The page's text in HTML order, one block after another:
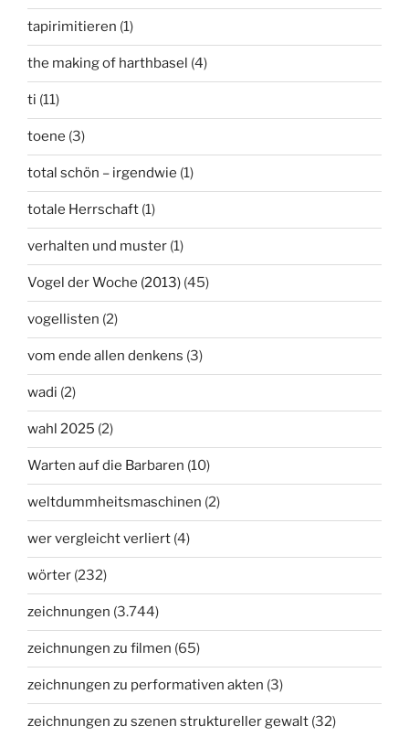
tapirimitieren (1)
the making of harthbasel (4)
ti (11)
toene (3)
total schön – irgendwie (1)
totale Herrschaft (1)
verhalten und muster (1)
Vogel der Woche (2013) (45)
vogellisten (2)
vom ende allen denkens (3)
wadi (2)
wahl 2025 (2)
Warten auf die Barbaren (10)
weltdummheitsmaschinen (2)
wer vergleicht verliert (4)
wörter (232)
zeichnungen (3.744)
zeichnungen zu filmen (65)
zeichnungen zu performativen akten (3)
zeichnungen zu szenen struktureller gewalt (32)